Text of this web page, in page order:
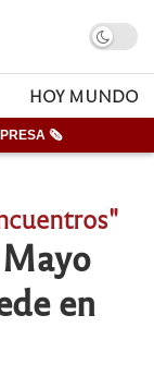
HOY MUNDO
🗞
en